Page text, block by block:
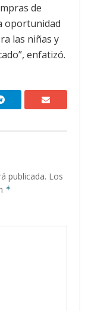
de
oportunidad
las niñas y
enfatizó.
publicada. Los
*